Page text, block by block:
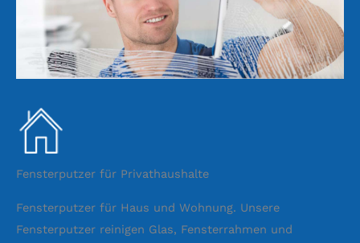
Fensterputzer für Privathaushalte
Fensterputzer für Haus und Wohnung. Unsere
Fensterputzer reinigen Glas, Fensterrahmen und